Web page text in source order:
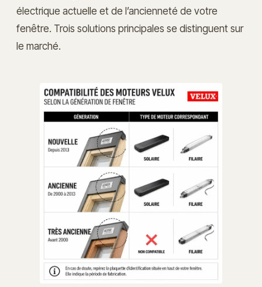
électrique actuelle et de l’ancienneté de votre
fenêtre. Trois solutions principales se distinguent sur
le marché.